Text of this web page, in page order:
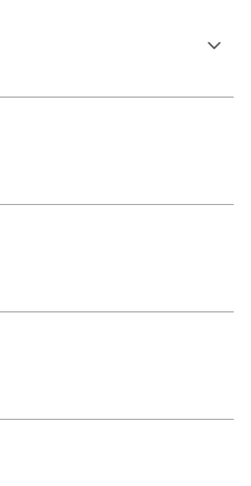
> BORBA > VILA
ville aux maisons
du XIIIe siècle.
collection de tapisseries,